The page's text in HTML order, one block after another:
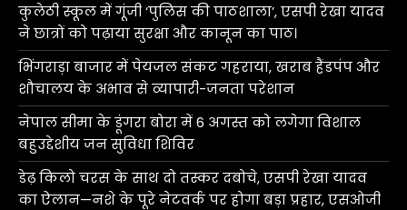
कुलेठी स्कूल में गूंजी ‘पुलिस की पाठशाला’, एसपी रेखा यादव
ने छात्रों को पढ़ाया सुरक्षा और कानून का पाठ।
भिंगराड़ा बाजार में पेयजल संकट गहराया, खराब हैंडपंप और
शौचालय के अभाव से व्यापारी-जनता परेशान
नेपाल सीमा के डूंगरा बोरा में 6 अगस्त को लगेगा विशाल
बहुउद्देशीय जन सुविधा शिविर
डेढ़ किलो चरस के साथ दो तस्कर दबोचे, एसपी रेखा यादव
का ऐलान—नशे के पूरे नेटवर्क पर होगा बड़ा प्रहार, एसओजी